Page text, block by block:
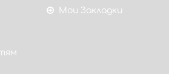
Мои Закладки